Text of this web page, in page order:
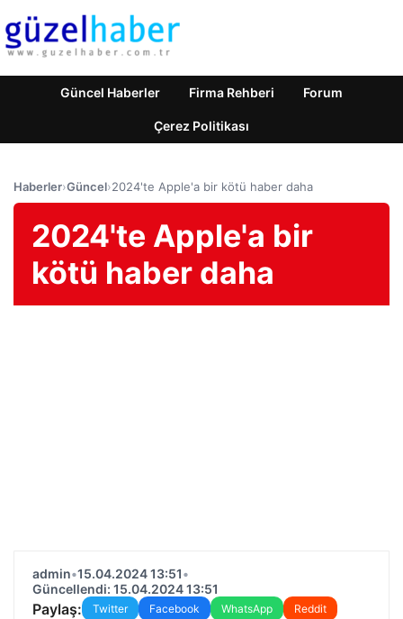
Güncel Haberler Firma Rehberi Forum
Çerez Politikası
Haberler›Güncel›2024'te Apple'a bir kötü haber daha
2024'te Apple'a bir
kötü haber daha
admin•15.04.2024 13:51•
Güncellendi: 15.04.2024 13:51
Paylaş: Twitter Facebook WhatsApp
Reddit